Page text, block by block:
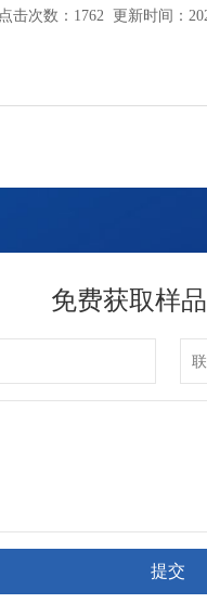
点击次数： 1762 更新时间：
免费获取样